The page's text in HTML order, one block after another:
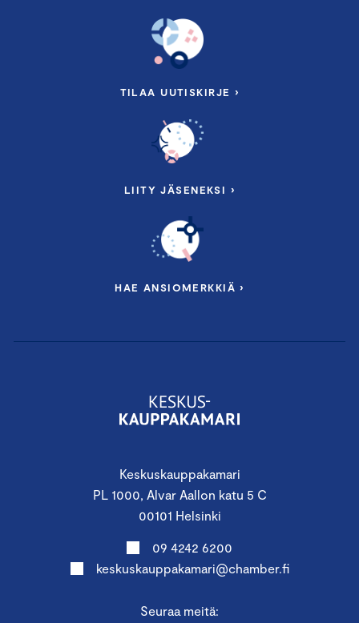
Keskuskauppakamari
PL 1000, Alvar Aallon katu 5 C
00101 Helsinki
09 4242 6200
keskuskauppakamari@chamber.fi
Seuraa meitä:
TILAA UUTISKIRJE ›
LIITY JÄSENEKSI ›
HAE ANSIOMERKKIÄ ›